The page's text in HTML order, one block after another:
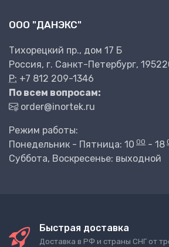
ООО "ДАНЭКС"
Тихорецкий пр., дом 17 Б
Россия, г. Санкт-Петербург,
P: +7 812 209-1346
По всем вопросам:
order@inortek.ru
Режим работы:
Понедельник - Пятница: 10 00 - 18
Суббота, Воскресенье: выходной
Быстрая доставка
Доставка в РФ и страны СНГ от